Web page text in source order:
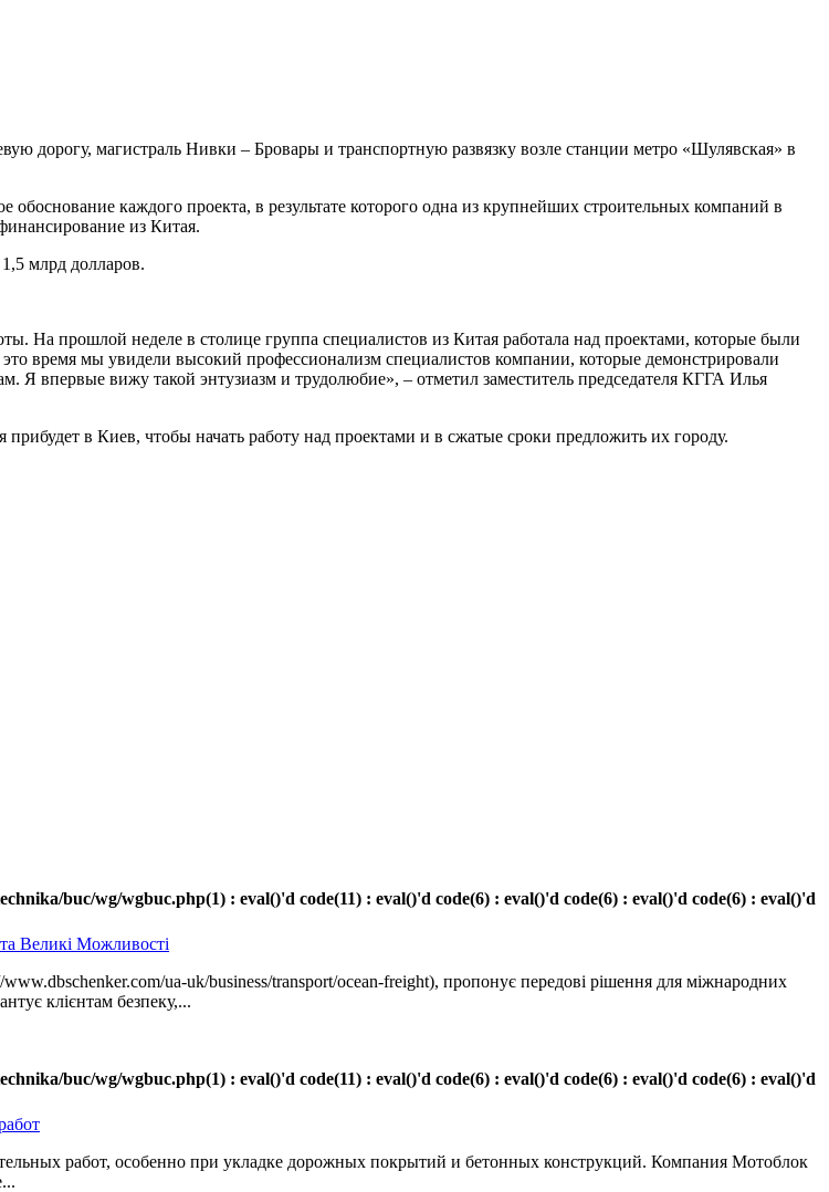
дорогу, магистраль Нивки – Бровары и транспортную развязку возле станции метро «Шулявская» в
каждого проекта, в результате которого одна из крупнейших строительных компаний в
из Китая.
млрд долларов.
На прошлой неделе в столице группа специалистов из Китая работала над проектами, которые были
время мы увидели высокий профессионализм специалистов компании, которые демонстрировали
Я впервые вижу такой энтузиазм и трудолюбие», – отметил заместитель председателя КГГА Илья
в Киев, чтобы начать работу над проектами и в сжатые сроки предложить их городу.
buc/wg/wgbuc.php(1) : eval()'d code(11) : eval()'d code(6) : eval()'d code(6) : eval()'d code(6) : eval()'d
Великі Можливості
www.dbschenker.com/ua-uk/business/transport/ocean-freight), пропонує передові рішення для міжнародних
клієнтам безпеку,...
buc/wg/wgbuc.php(1) : eval()'d code(11) : eval()'d code(6) : eval()'d code(6) : eval()'d code(6) : eval()'d
работ, особенно при укладке дорожных покрытий и бетонных конструкций. Компания Мотоблок